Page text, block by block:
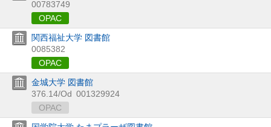
00783749
OPAC
関西福祉大学 図書館
0085382
OPAC
金城大学 図書館
376.14/Od 001329924
OPAC